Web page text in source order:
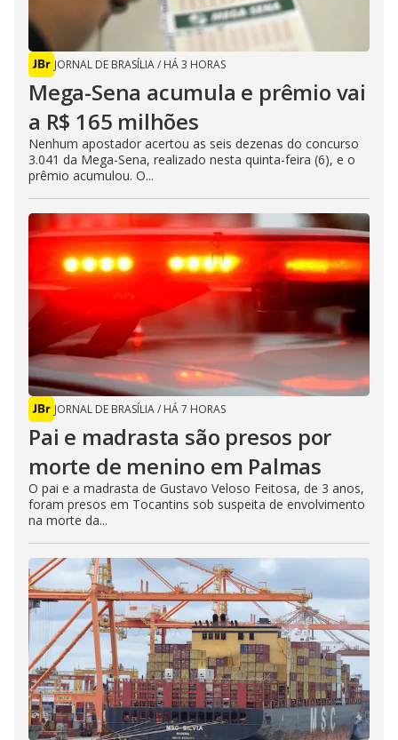
JORNAL DE BRASÍLIA/ HÁ 3 HORAS
Mega-Sena acumula e prêmio vai
a R$ 165 milhões
Nenhum apostador acertou as seis dezenas do concurso
3.041 da Mega-Sena, realizado nesta quinta-feira (6), e o
prêmio acumulou. O...
JORNAL DE BRASÍLIA/ HÁ 7 HORAS
Pai e madrasta são presos por
morte de menino em Palmas
O pai e a madrasta de Gustavo Veloso Feitosa, de 3 anos,
foram presos em Tocantins sob suspeita de envolvimento
na morte da...